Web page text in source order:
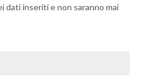
dati inseriti e non saranno mai